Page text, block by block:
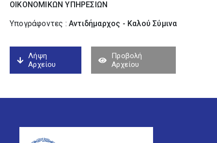
ΟΙΚΟΝΟΜΙΚΩΝ ΥΠΗΡΕΣΙΩΝ
Υπογράφοντες : Αντιδήμαρχος - Καλού Σύµινα
Λήψη
Αρχείου
Προβολή
Αρχείου